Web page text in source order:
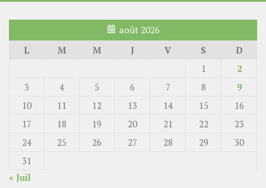
août 2026
L
M M J V S
D
1
2
3
4 5 6 7 8
9
10
11 12 13 14 15
16
17
18 19 20 21 22
23
24
25 26 27 28 29
30
31
« Juil